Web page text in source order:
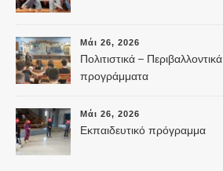
Μάι 26, 2026
Πολιτιστικά – Περιβαλλοντικά
προγράμματα
Μάι 26, 2026
Εκπαιδευτικό πρόγραμμα